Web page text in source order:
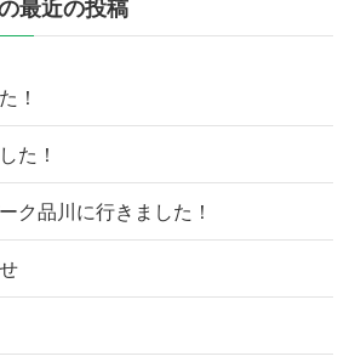
最近の投稿
！
た！
ク品川に行きました！